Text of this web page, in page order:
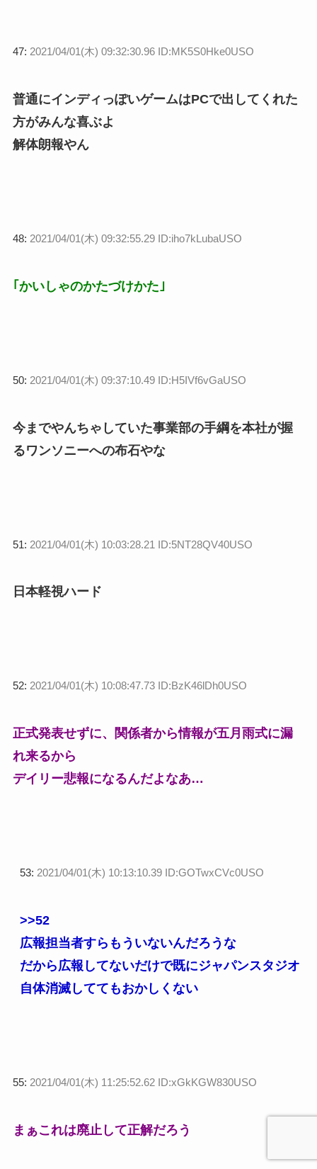
47: 2021/04/01(木) 09:32:30.96 ID:MK5S0Hke0USO
普通にインディっぽいゲームはPCで出してくれた
方がみんな喜ぶよ
解体朗報やん
48: 2021/04/01(木) 09:32:55.29 ID:iho7kLubaUSO
｢かいしゃのかたづけかた｣
50: 2021/04/01(木) 09:37:10.49 ID:H5IVf6vGaUSO
今までやんちゃしていた事業部の手綱を本社が握
るワンソニーへの布石やな
51: 2021/04/01(木) 10:03:28.21 ID:5NT28QV40USO
日本軽視ハード
52: 2021/04/01(木) 10:08:47.73 ID:BzK46lDh0USO
正式発表せずに、関係者から情報が五月雨式に漏
れ来るから
デイリー悲報になるんだよなあ…
53: 2021/04/01(木) 10:13:10.39 ID:GOTwxCVc0USO
>>52
広報担当者すらもういないんだろうな
だから広報してないだけで既にジャパンスタジオ
自体消滅しててもおかしくない
55: 2021/04/01(木) 11:25:52.62 ID:xGkKGW830USO
まぁこれは廃止して正解だろう